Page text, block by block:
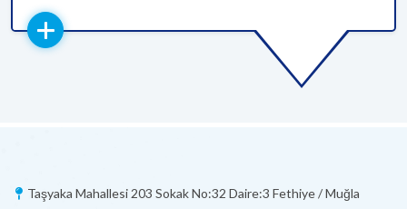
Taşyaka Mahallesi 203 Sokak No:32 Daire:3 Fethiye / Muğla